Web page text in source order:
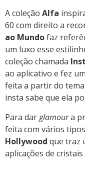
A coleção Alfa
60 com direito a
ao Mundofaz
um luxo esse
coleção chamada
ao aplicativo e fez
feita a partir do tema
insta sabe que ela
Para darglamoura
feita com vários
Hollywood que traz
aplicações de cristais